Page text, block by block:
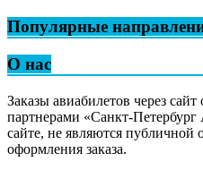
Популярные
О нас
Заказы авиабилетов через
партнерами «Санкт-
сайте, не являются публичной
оформления заказа.